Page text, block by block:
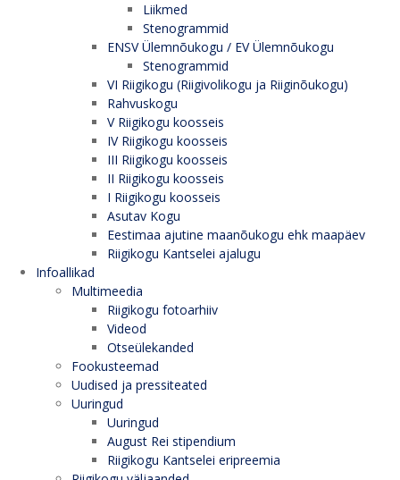
Liikmed
Stenogrammid
ENSV Ülemnõukogu / EV Ülemnõukogu
Stenogrammid
VI Riigikogu (Riigivolikogu ja Riiginõukogu)
Rahvuskogu
V Riigikogu koosseis
IV Riigikogu koosseis
III Riigikogu koosseis
II Riigikogu koosseis
I Riigikogu koosseis
Asutav Kogu
Eestimaa ajutine maanõukogu ehk maapäev
Riigikogu Kantselei ajalugu
Infoallikad
Multimeedia
Riigikogu fotoarhiiv
Videod
Otseülekanded
Fookusteemad
Uudised ja pressiteated
Uuringud
Uuringud
August Rei stipendium
Riigikogu Kantselei eripreemia